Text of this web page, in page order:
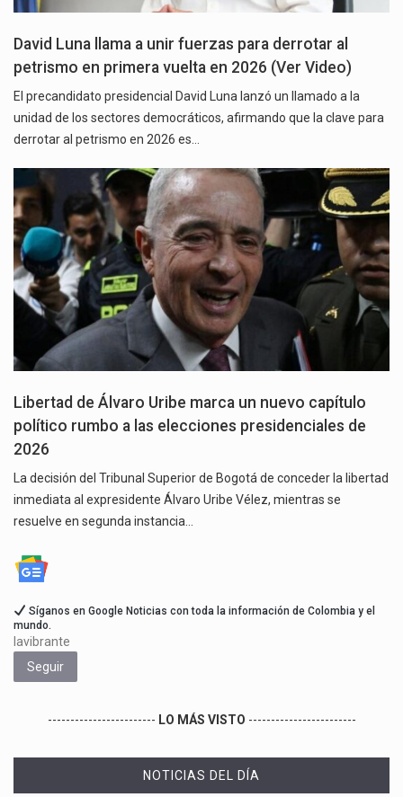
David Luna llama a unir fuerzas para derrotar al
petrismo en primera vuelta en 2026 (Ver Video)
El precandidato presidencial David Luna lanzó un llamado a la
unidad de los sectores democráticos, afirmando que la clave para
derrotar al petrismo en 2026 es…
Libertad de Álvaro Uribe marca un nuevo capítulo
político rumbo a las elecciones presidenciales de
2026
La decisión del Tribunal Superior de Bogotá de conceder la libertad
inmediata al expresidente Álvaro Uribe Vélez, mientras se
resuelve en segunda instancia…
Síganos en Google Noticias con toda la información de Colombia y el
mundo.
lavibrante
Seguir
------------------------ LO MÁS VISTO ------------------------
NOTICIAS DEL DÍA